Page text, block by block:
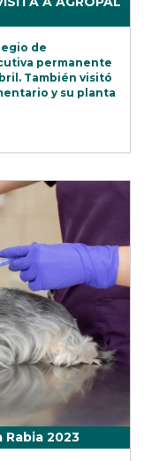
de
permanente
También visitó
y su planta
Rabia 2023